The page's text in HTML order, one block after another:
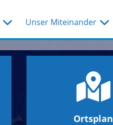
Unser Miteinander
Ortsplan